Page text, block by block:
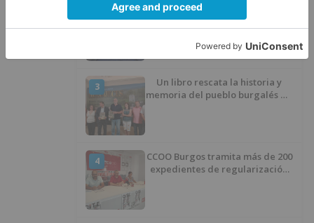
El poblado de El Encuentro de
Burgos a punto de culminar su
proceso de realojo
3
Un libro rescata la historia y
memoria del pueblo burgalés de
4
CCOO Burgos tramita más de 200
expedientes de regularización